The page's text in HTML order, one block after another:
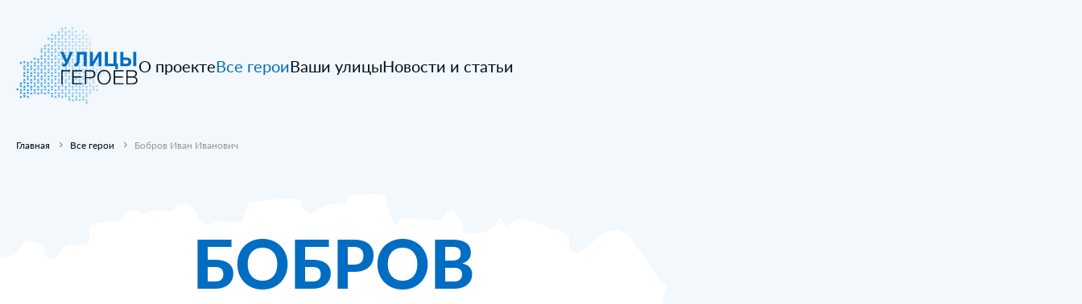
О проектеВсе героиВаши улицыНовости и статьи
Главная Все герои Бобров Иван Иванович
БОБРОВ